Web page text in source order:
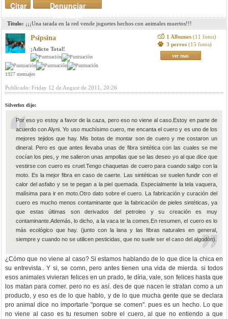
Denunciar
mensaje
Citar
Titulo: ¡¡¡Una tarada en la red vende juguetes hechos con animales muertos!!!
Psipsina
¡Adicto Total!
1927 mensajes
1 Albumes (11 fotos)
3 perros (15 fotos)
ver mas
Publicado: Friday 12 de August de 2011, 20:26
Silverfox dijo:
Por eso yo estoy a favor de la caza, pero eso no viene al caso.Estoy en parte de
acuerdo con Alyni. Yo uso muchísimo cuero, me encanta el cuero y es uno de los
mejores tejidos que hay. Mis botas de montar son de cuero y me costaron un
dineral. Pero es que antes llevaba unas de fibra sintética con las cuales se me
cocían los pies, y me salieron unas ampollas que se las deseo yo al que dice que
vestirse con cuero es cruel.Tengo chaquetas de cuero para cuando salgo con la
moto. Es la mejor fibra en caso de caerte. Las sintéticas se suelen fundir con el
calor del asfalto y se te pegan a la piel quemada. Especialmente la tela vaquera,
malísima para ir en moto.Otro dato sobre el cuero. La fabricación y curación del
cuero es mucho menos contaminante que la fabricación de pieles sintéticas, ya
que estas últimas son derivados del petroleo y su creación es muy
contaminante.Además, lo dicho, a la vaca te la comes.En resumen, el cuero es lo
más ecológico que hay. (junto con la lana y las fibras naturales en general,
siempre y cuando no se utilicen pesticidas, que no suele ser el caso del algodón).
¿Cómo que no viene al caso? Si estamos hablando de lo que dice la chica en
su entrevista.. Y si, se comn, pero antes tienen una vida de mierda. si todos
esos animales vivieran felices en un prado, te díria, vale, son felices hasta que
los matan para comer. pero no es así. des de que nacen le stratan como a un
producto, y eso es de lo que hablo, y de lo que mucha gente que se declara
pro animal dice no importarle "porque se comen". pues es un hecho. Lo que
no viene al caso es tu resumen sobre el cuero, al que no entiendo a que